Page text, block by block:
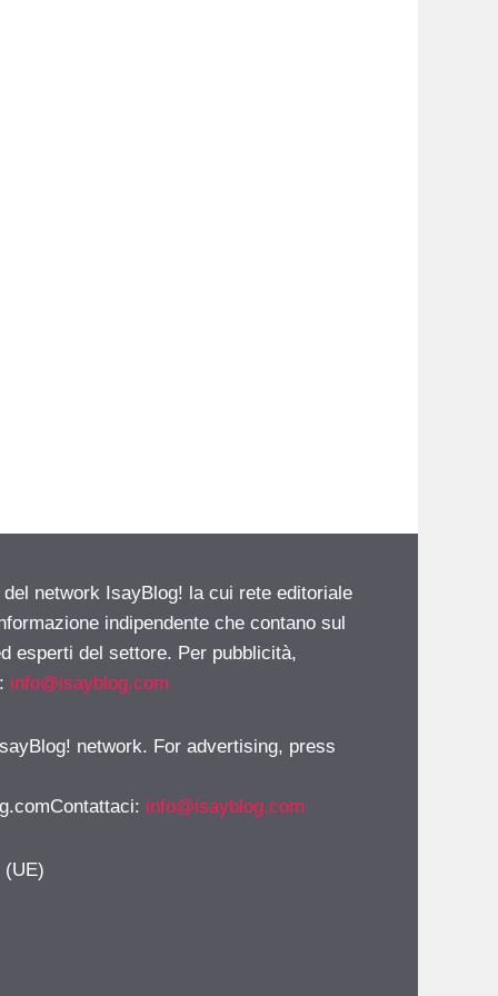
del network IsayBlog! la cui rete editoriale
indipendente che contano sul
esperti del settore. Per pubblicità,
info@isayblog.com
network. For advertising, press
: info@isayblog.com
(UE)